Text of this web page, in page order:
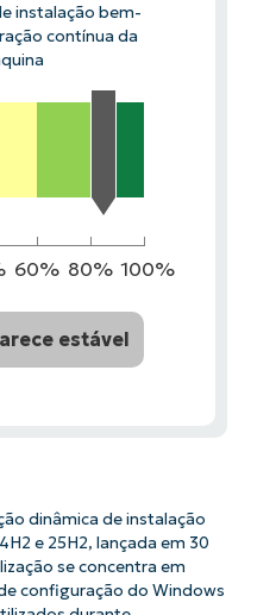
instalação bem-
contínua da
60% 80% 100%
estável
dinâmica de instalação
e 25H2, lançada em 30
se concentra em
configuração do Windows